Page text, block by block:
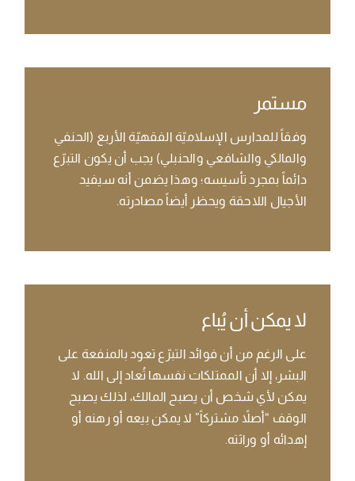
مستمر
وفقاً للمدارس الإسلاميّة الفقهيّة الأربع (الحنفي
والمالكي والشافعي والحنبلي) يجب أن يكون التبرّع
دائماً بمجرد تأسيسه؛ وهذا يضمن أنه سيفيد
الأجيال اللاحقة ويحظر أيضاً مصادرته.
لا يمكن أن يُباع
على الرغم من أن فوائد التبرّع تعود بالمنفعة على
البشر، إلا أن الممتلكات نفسها تُعاد إلى الله. لا
يمكن لأي شخص أن يصبح المالك، لذلك يصبح
الوقف “أصلاً مشتركاً” لا يمكن بيعه أو رهنه أو
إهدائه أو وراثته.